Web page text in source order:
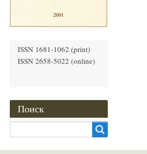
ISSN 1681-1062 (print)
ISSN 2658-5022 (online)
Поиск